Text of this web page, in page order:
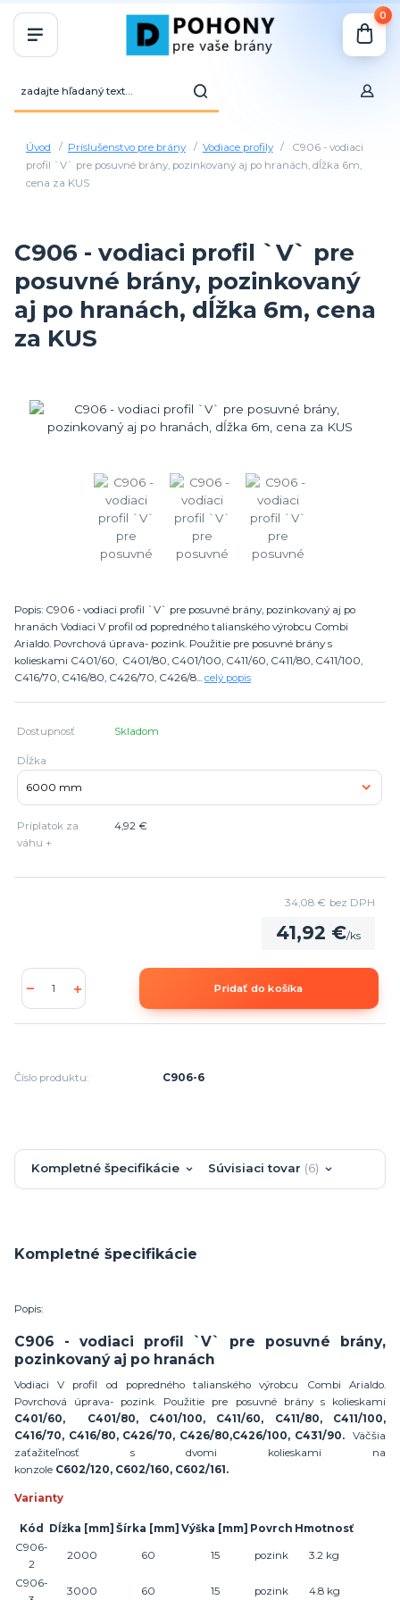
0
Úvod Príslušenstvo pre brány Vodiace profily
C906 - vodiaci
profil `V` pre posuvné brány, pozinkovaný aj po hranách, dĺžka 6m,
cena za KUS
C906 - vodiaci profil `V` pre
posuvné brány, pozinkovaný
aj po hranách, dĺžka 6m, cena
za KUS
Popis: C906 - vodiaci profil `V` pre posuvné brány, pozinkovaný aj po
hranách Vodiaci V profil od popredného talianského výrobcu Combi
Arialdo. Povrchová úprava- pozink. Použitie pre posuvné brány s
kolieskami C401/60, C401/80, C401/100, C411/60, C411/80, C411/100,
C416/70, C416/80, C426/70, C426/8... celý popis
Dostupnosť Skladom
Dĺžka
Príplatok za
váhu +
4,92 €
41,92 €/ks
34,08 € bez DPH
Pridať do košíka
Číslo produktu: C906-6
Kompletné špecifikácie Súvisiaci tovar 6
Kompletné špecifikácie
Popis:
C906 - vodiaci profil `V` pre posuvné brány,
pozinkovaný aj po hranách
Vodiaci V profil od popredného talianského výrobcu Combi Arialdo.
Povrchová úprava- pozink. Použitie pre posuvné brány s kolieskami
C401/60, C401/80, C401/100, C411/60, C411/80, C411/100,
C416/70, C416/80, C426/70, C426/80,C426/100, C431/90.Väčšia
zaťažiteľnosť s dvomi kolieskami na
konzole C602/120, C602/160, C602/161.
Varianty
Kód Dĺžka [mm] Šírka [mm] Výška [mm] Povrch Hmotnosť
C906-
2
2000 60 15 pozink 3.2 kg
C906-
3000 60 15 pozink 4.8 kg